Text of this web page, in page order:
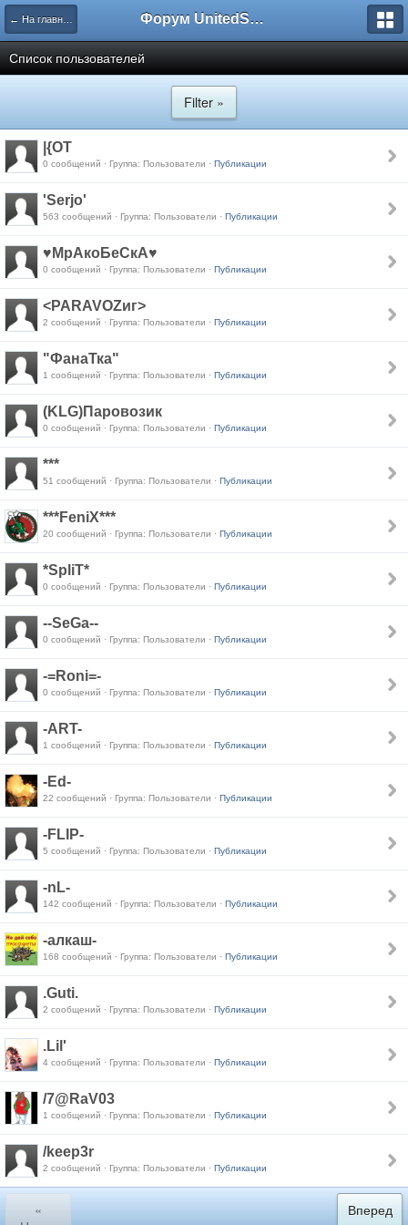
← На главную Форум UnitedSouth
Список пользователей
Filter »
|{OT
0 сообщений · Группа: Пользователи · Публикации
'Serjo'
563 сообщений · Группа: Пользователи · Публикации
♥МрАкоБеСкА♥
0 сообщений · Группа: Пользователи · Публикации
<PARAVOZиг>
2 сообщений · Группа: Пользователи · Публикации
"ФанаТка"
1 сообщений · Группа: Пользователи · Публикации
(KLG)Паровозик
0 сообщений · Группа: Пользователи · Публикации
***
51 сообщений · Группа: Пользователи · Публикации
***FeniX***
20 сообщений · Группа: Пользователи · Публикации
*SpliT*
0 сообщений · Группа: Пользователи · Публикации
--SeGa--
0 сообщений · Группа: Пользователи · Публикации
-=Roni=-
0 сообщений · Группа: Пользователи · Публикации
-ART-
1 сообщений · Группа: Пользователи · Публикации
-Ed-
22 сообщений · Группа: Пользователи · Публикации
-FLIP-
5 сообщений · Группа: Пользователи · Публикации
-nL-
142 сообщений · Группа: Пользователи · Публикации
-алкаш-
168 сообщений · Группа: Пользователи · Публикации
.Guti.
2 сообщений · Группа: Пользователи · Публикации
.Lil'
4 сообщений · Группа: Пользователи · Публикации
/7@RaV03
1 сообщений · Группа: Пользователи · Публикации
/keep3r
2 сообщений · Группа: Пользователи · Публикации
«
Вперед